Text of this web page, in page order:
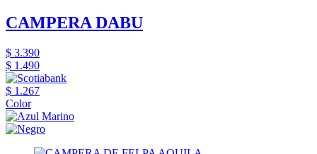
CAMPERA DABU
$ 3.390
$ 1.490
$ 1.267
Color